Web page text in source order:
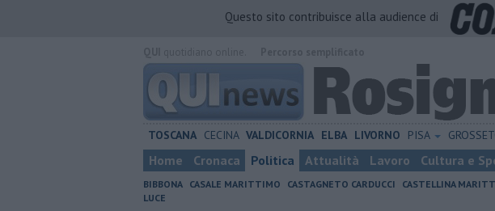
Questo sito contribuisce alla audience di
TOSCANA CECINA VALDICORNIA ELBA LIVORNO PISA
Home Cronaca Politica Attualità Lavoro Cultura e
BIBBONA CASALE MARITTIMO CASTAGNETO CARDUCCI CASTELLINA
LUCE